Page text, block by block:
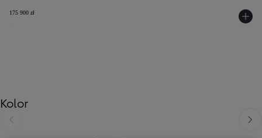
175 900 zł
Kolor
Poprzedni